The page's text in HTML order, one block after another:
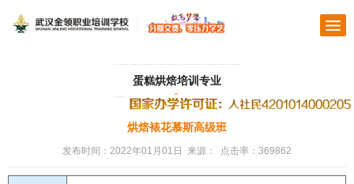
蛋糕烘焙培训专业
烘焙裱花慕斯高级班
发布时间：2022年01月01日 来源： 点击率：369862